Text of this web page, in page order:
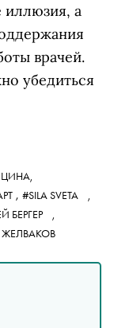
иллюзия, а
врачей.
убедиться
, #SILA SVETA
,
БЕРГЕР
,
ЖЕЛВАКОВ